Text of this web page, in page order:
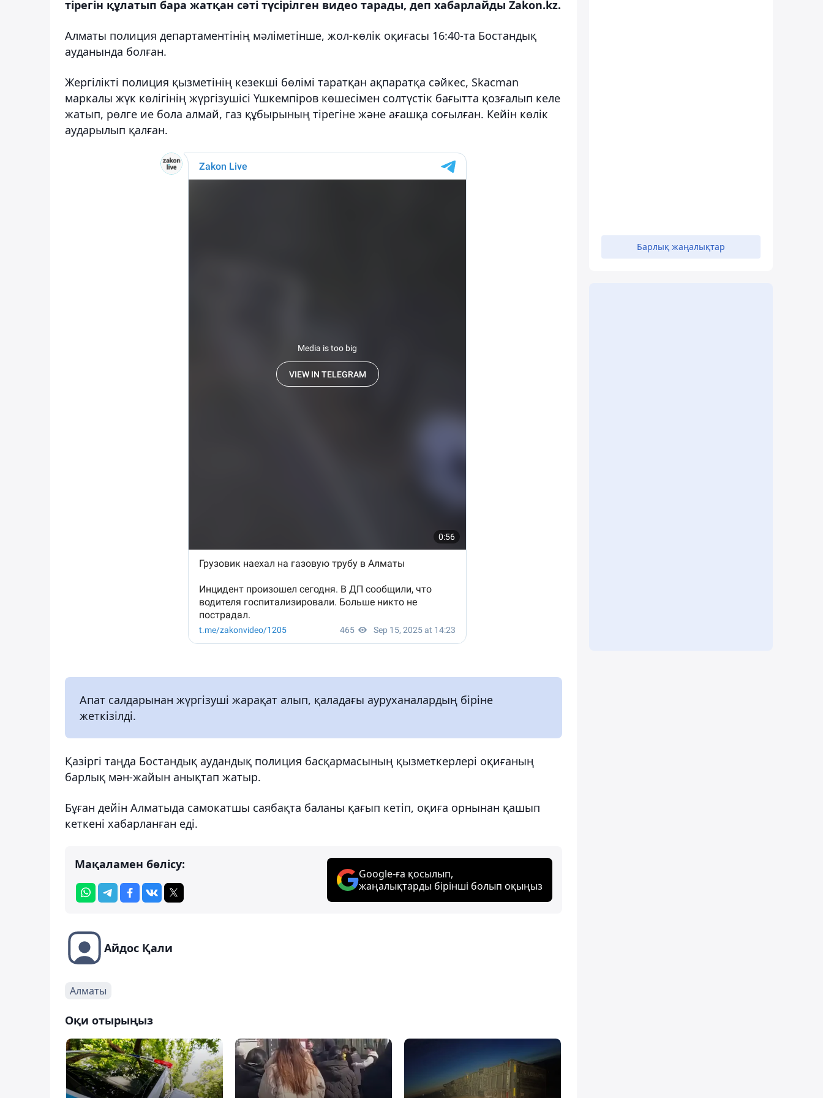
тірегін құлатып бара жатқан сәті түсірілген видео тарады, деп хабарлайды Zakon.kz.
Алматы полиция департаментінің мәліметінше, жол-көлік оқиғасы 16:40-та Бостандық
ауданында болған.
Жергілікті полиция қызметінің кезекші бөлімі таратқан ақпаратқа сәйкес, Skacman
маркалы жүк көлігінің жүргізушісі Үшкемпіров көшесімен солтүстік бағытта қозғалып келе
жатып, рөлге ие бола алмай, газ құбырының тірегіне және ағашқа соғылған. Кейін көлік
аударылып қалған.
Апат салдарынан жүргізуші жарақат алып, қаладағы ауруханалардың біріне
жеткізілді.
Қазіргі таңда Бостандық аудандық полиция басқармасының қызметкерлері оқиғаның
барлық мән-жайын анықтап жатыр.
Бұған дейін Алматыда самокатшы саябақта баланы қағып кетіп, оқиға орнынан қашып
кеткені хабарланған еді.
Мақаламен бөлісу:
Google-ға қосылып,
жаңалықтарды бірінші болып оқыңыз
Айдос Қали
Алматы
Оқи отырыңыз
Барлық жаңалықтар